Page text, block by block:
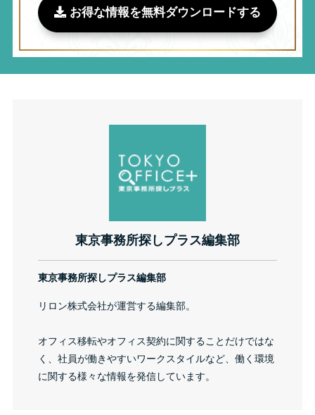
お得な情報を無料ダウンロードする
東京事務所探しプラス編集部
東京事務所探しプラス編集部
リロン株式会社が運営する編集部。
オフィス移転やオフィス契約に関することだけではな
く、社員が働きやすいワークスタイルなど、働く環境
に関する様々な情報を発信しています。